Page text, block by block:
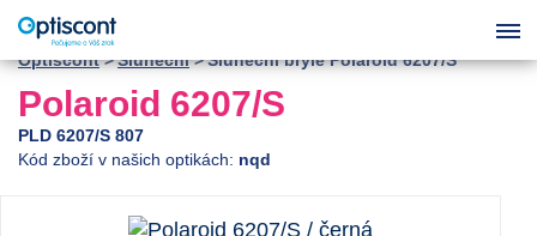
Optiscont Sluneční Sluneční brýle Polaroid 6207/S
Polaroid 6207/S
PLD 6207/S 807
Kód zboží v našich optikách: nqd